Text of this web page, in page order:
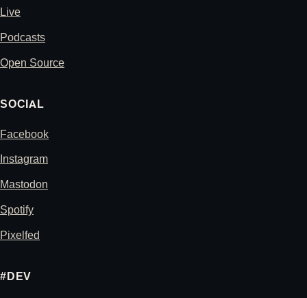
Live
Podcasts
Open Source
SOCIAL
Facebook
Instagram
Mastodon
Spotify
Pixelfed
#DEV